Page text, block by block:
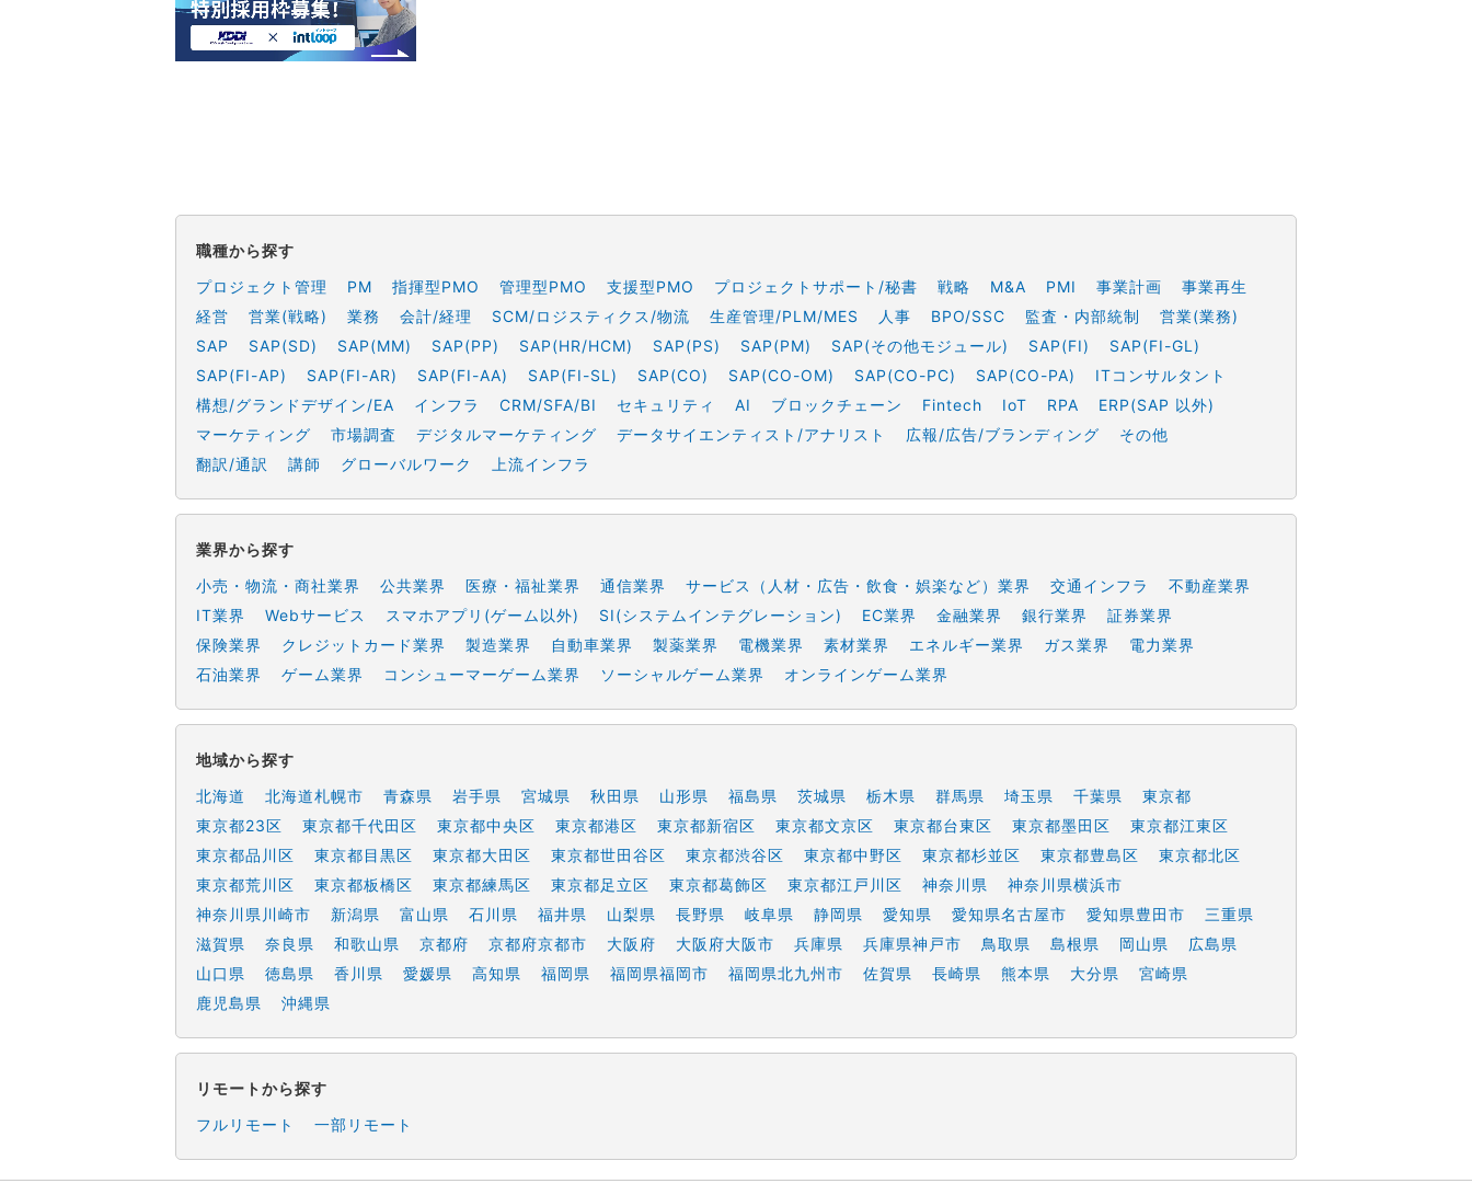
職種から探す
プロジェクト管理
PM 指揮型PMO 管理型PMO 支援型PMO プロジェクトサポート/秘書 戦略 M&A PMI 事業計画
事業再生
経営
営業(戦略) 業務 会計/経理 SCM/ロジスティクス/物流 生産管理/PLM/MES 人事 BPO/SSC 監査・内部統制
営業(業務)
SAP
SAP(SD) SAP(MM) SAP(PP) SAP(HR/HCM) SAP(PS) SAP(PM) SAP(その他モジュール) SAP(FI)
SAP(FI-GL)
SAP(FI-AP)
SAP(FI-AR) SAP(FI-AA) SAP(FI-SL) SAP(CO) SAP(CO-OM) SAP(CO-PC) SAP(CO-PA)
ITコンサルタント
構想/グランドデザイン/EA
インフラ CRM/SFA/BI セキュリティ AI ブロックチェーン Fintech IoT RPA
ERP(SAP 以外)
マーケティング
市場調査 デジタルマーケティング データサイエンティスト/アナリスト 広報/広告/ブランディング
その他
翻訳/通訳
講師 グローバルワーク 上流インフラ
業界から探す
小売・物流・商社業界
公共業界 医療・福祉業界 通信業界 サービス（人材・広告・飲食・娯楽など）業界 交通インフラ
不動産業界
IT業界
Webサービス スマホアプリ(ゲーム以外) SI(システムインテグレーション) EC業界 金融業界 銀行業界
証券業界
保険業界
クレジットカード業界 製造業界 自動車業界 製薬業界 電機業界 素材業界 エネルギー業界 ガス業界
電力業界
石油業界
ゲーム業界 コンシューマーゲーム業界 ソーシャルゲーム業界 オンラインゲーム業界
地域から探す
北海道
北海道札幌市 青森県 岩手県 宮城県 秋田県 山形県 福島県 茨城県 栃木県 群馬県 埼玉県 千葉県
東京都
東京都23区
東京都千代田区 東京都中央区 東京都港区 東京都新宿区 東京都文京区 東京都台東区 東京都墨田区
東京都江東区
東京都品川区
東京都目黒区 東京都大田区 東京都世田谷区 東京都渋谷区 東京都中野区 東京都杉並区 東京都豊島区
東京都北区
東京都荒川区
東京都板橋区 東京都練馬区 東京都足立区 東京都葛飾区 東京都江戸川区 神奈川県
神奈川県横浜市
神奈川県川崎市
新潟県 富山県 石川県 福井県 山梨県 長野県 岐阜県 静岡県 愛知県 愛知県名古屋市 愛知県豊田市
三重県
滋賀県
奈良県 和歌山県 京都府 京都府京都市 大阪府 大阪府大阪市 兵庫県 兵庫県神戸市 鳥取県 島根県 岡山県
広島県
山口県
徳島県 香川県 愛媛県 高知県 福岡県 福岡県福岡市 福岡県北九州市 佐賀県 長崎県 熊本県 大分県
宮崎県
鹿児島県
沖縄県
リモートから探す
フルリモート
一部リモート